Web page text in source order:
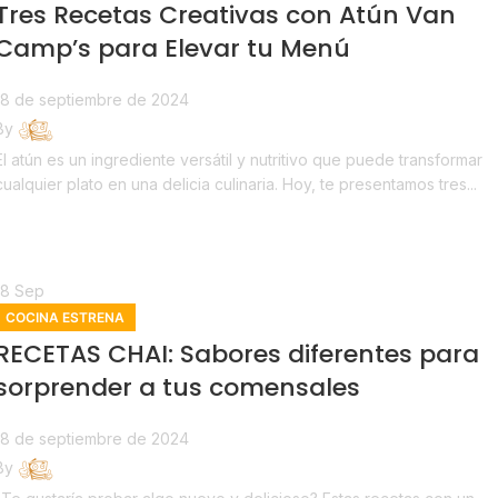
Recetas Creativas con Atún Van
para Elevar tu Menú
de septiembre de 2024
atún es un ingrediente versátil y nutritivo que puede transformar
plato en una delicia culinaria. Hoy, te presentamos tres...
Sep
COCINA ESTRENA
CHAI: Sabores diferentes para
a tus comensales
de septiembre de 2024